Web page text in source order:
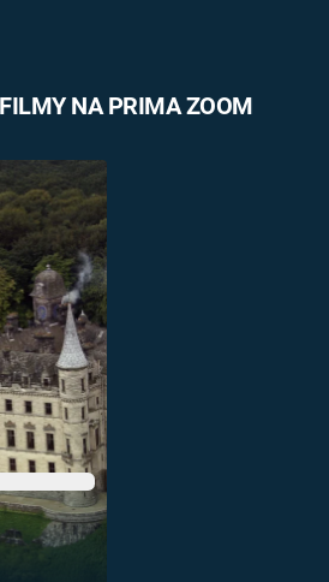
NA PRIMA ZOOM